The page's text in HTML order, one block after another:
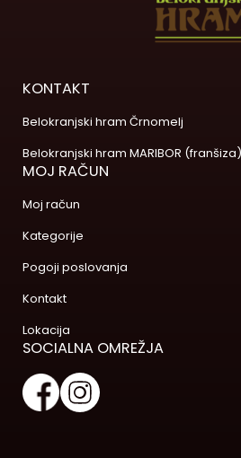
KONTAKT
Belokranjski hram Črnomelj
Belokranjski hram MARIBOR (franšiza)
MOJ RAČUN
Moj račun
Kategorije
Pogoji poslovanja
Kontakt
Lokacija
SOCIALNA OMREŽJA